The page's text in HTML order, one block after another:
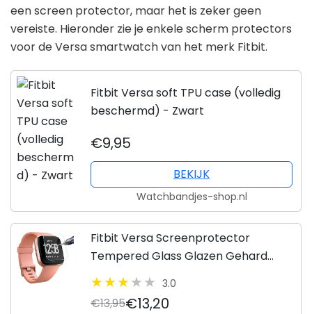
een screen protector, maar het is zeker geen
vereiste. Hieronder zie je enkele scherm protectors
voor de Versa smartwatch van het merk Fitbit.
Fitbit Versa soft TPU case (volledig
beschermd) - Zwart
€9,95
BEKIJK
Watchbandjes-shop.nl
Fitbit Versa Screenprotector
Tempered Glass Glazen Gehard
Transparant 9H 2.5D - Screen
Protector van iCall
3.0
€13,95€13,20